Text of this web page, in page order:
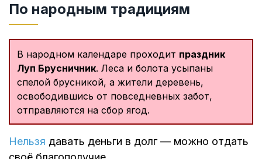
По народным традициям
В народном календаре проходит праздник
Луп Брусничник. Леса и болота усыпаны
спелой брусникой, а жители деревень,
освободившись от повседневных забот,
отправляются на сбор ягод.
Нельзя давать деньги в долг — можно отдать